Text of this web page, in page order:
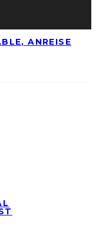
ANREISE